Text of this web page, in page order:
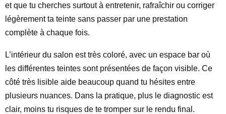
et que tu cherches surtout à entretenir, rafraîchir ou corriger
légèrement ta teinte sans passer par une prestation
complète à chaque fois.
L’intérieur du salon est très coloré, avec un espace bar où
les différentes teintes sont présentées de façon visible. Ce
côté très lisible aide beaucoup quand tu hésites entre
plusieurs nuances. Dans la pratique, plus le diagnostic est
clair, moins tu risques de te tromper sur le rendu final.